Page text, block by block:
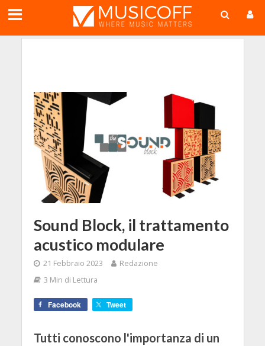
Sound Block, il trattamento
acustico modulare
21 Febbraio 2023
Redazione
3 Min di Lettura
Facebook Tweet
Tutti conoscono l'importanza di un